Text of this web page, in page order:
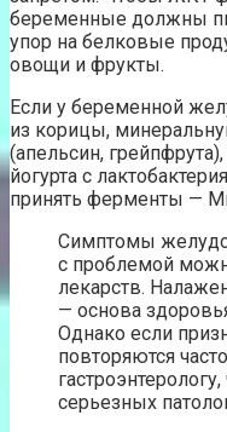
беременные должны
упор на белковые
овощи и фрукты.
Если у беременной
из корицы,
(апельсин,
йогурта с
принять ферменты —
Симптомы
с проблемой
лекарств.
— основа
Однако если
повторяются
серьезных